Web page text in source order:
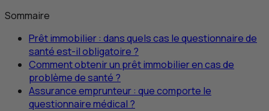
Sommaire
Prêt immobilier : dans quels cas le questionnaire de
santé est-il obligatoire ?
Comment obtenir un prêt immobilier en cas de
problème de santé ?
Assurance emprunteur : que comporte le
questionnaire médical ?